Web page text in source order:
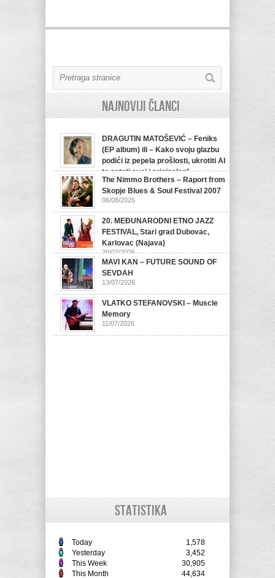
Najnoviji članci
DRAGUTIN MATOŠEVIĆ – Feniks
(EP album) ili – Kako svoju glazbu
podići iz pepela prošlosti, ukrotiti AI
te ostati svoj i originalan!
07/08/2026
The Nimmo Brothers – Raport from
Skopje Blues & Soul Festival 2007
06/08/2026
20. MEĐUNARODNI ETNO JAZZ
FESTIVAL, Stari grad Dubovac,
Karlovac (Najava)
20/07/2026
MAVI KAN – FUTURE SOUND OF
SEVDAH
13/07/2026
VLATKO STEFANOVSKI – Muscle
Memory
11/07/2026
STATISTIKA
Today
1,578
Yesterday
3,452
This Week
30,905
This Month
44,634